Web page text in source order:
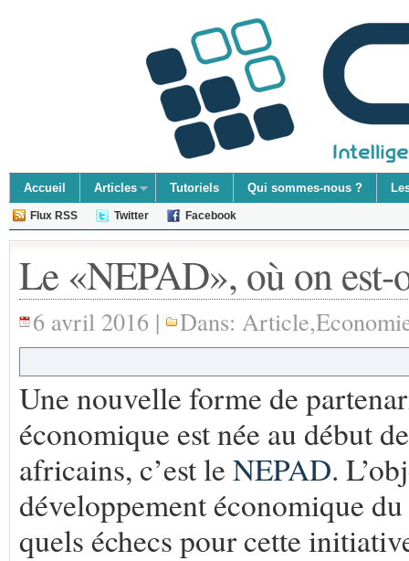
Accueil Articles Tutoriels Qui sommes-nous ?
Flux RSS Twitter Facebook
Le «NEPAD», où on est-
6 avril 2016 | Dans: Article,
Une nouvelle forme de
économique est née au début
africains, c’est le NEPAD.
développement économique
quels échecs pour cette